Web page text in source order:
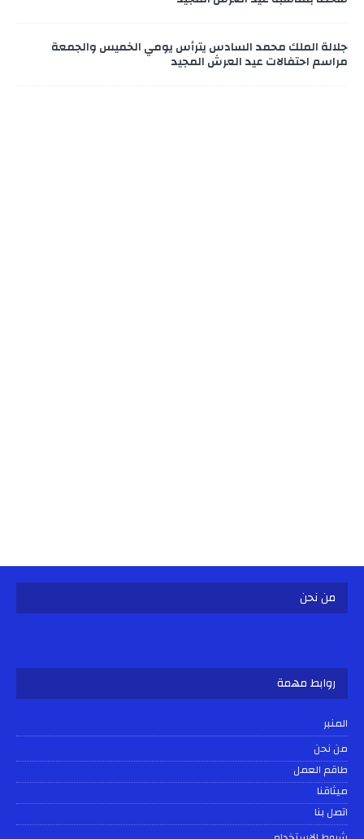
جلالة الملك محمد السادس يترأس يومي الخميس والجمعة
مراسم احتفالات عيد العرش المجيد
من نحن
روابط مهمة
المنبر
من نحن
طاقم العمل
ميثاقنا
اتصل بنا